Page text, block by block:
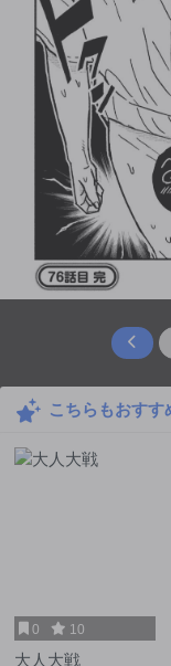
こちらもおすす
0 10
大人大戦